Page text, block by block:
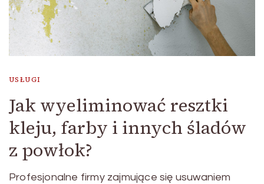
USŁUGI
Jak wyeliminować resztki
kleju, farby i innych śladów
z powłok?
Profesjonalne firmy zajmujące się usuwaniem